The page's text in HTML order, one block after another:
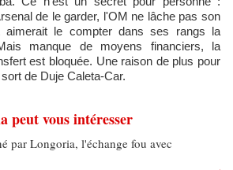
de le garder, l'OM ne lâche pas son
aimerait le compter dans ses rangs la
manque de moyens financiers, la
est bloquée. Une raison de plus pour
de Duje Caleta-Car.
peut vous intéresser
par Longoria, l'échange fou avec